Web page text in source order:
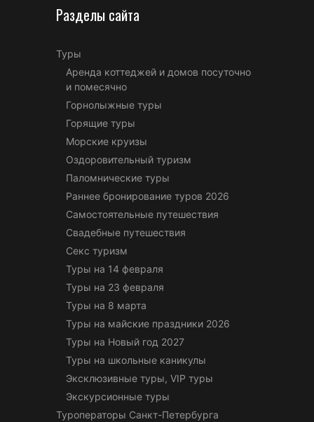
Разделы сайта
Туры
Аренда коттеджей и домов посуточно
и помесячно
Горнолыжные туры
Горящие туры
Морские круизы
Оздоровительный туризм
Паломнические туры
Раннее бронирование туров 2026
Самостоятельные путешествия
Свадебные путешествия
Секс туризм
Туры на 14 февраля
Туры на 23 февраля
Туры на 8 марта
Туры на майские праздники 2026
Туры на Новый год 2027
Туры на школьные каникулы
Эксклюзивные туры, VIP туры
Экскурсионные туры
Туроператоры Санкт-Петербурга